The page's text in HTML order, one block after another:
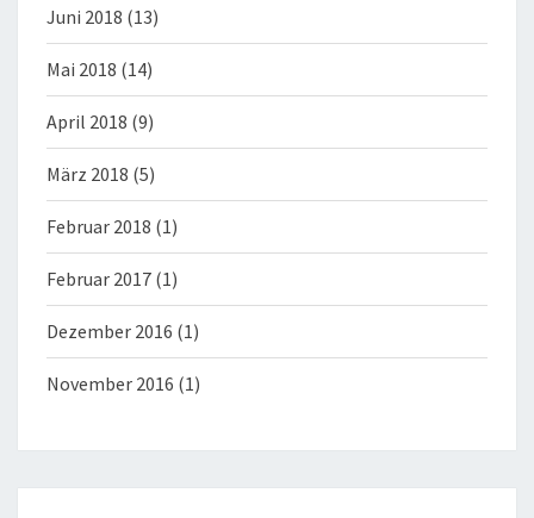
Juni 2018 (13)
Mai 2018 (14)
April 2018 (9)
März 2018 (5)
Februar 2018 (1)
Februar 2017 (1)
Dezember 2016 (1)
November 2016 (1)